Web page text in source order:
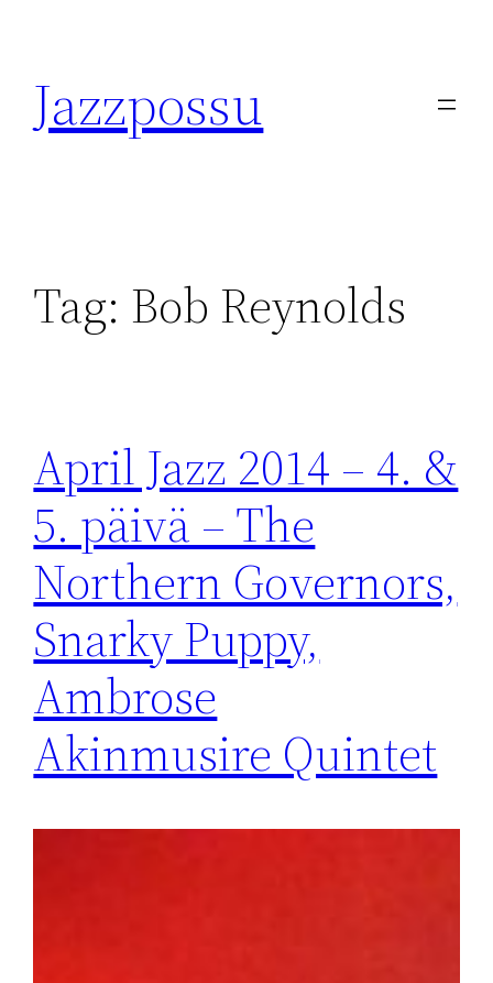
content
Jazzpossu
Tag: Bob Reynolds
April Jazz 2014 – 4. &
5. päivä – The
Northern Governors,
Snarky Puppy,
Ambrose
Akinmusire Quintet